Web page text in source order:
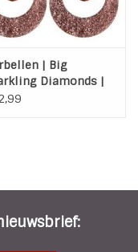
| Big
Diamonds |